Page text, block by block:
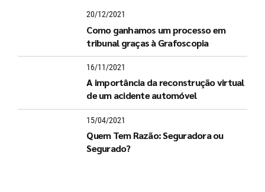
20/12/2021
Como ganhamos um processo em
tribunal graças à Grafoscopia
16/11/2021
A importância da reconstrução virtual
de um acidente automóvel
15/04/2021
Quem Tem Razão: Seguradora ou
Segurado?